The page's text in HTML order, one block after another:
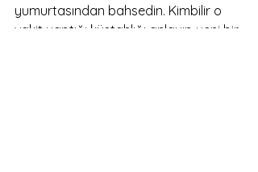
yumurtasından bahsedin. Kimbilir o
vakit yaptığı küstahlığı anlayıp yeni bir